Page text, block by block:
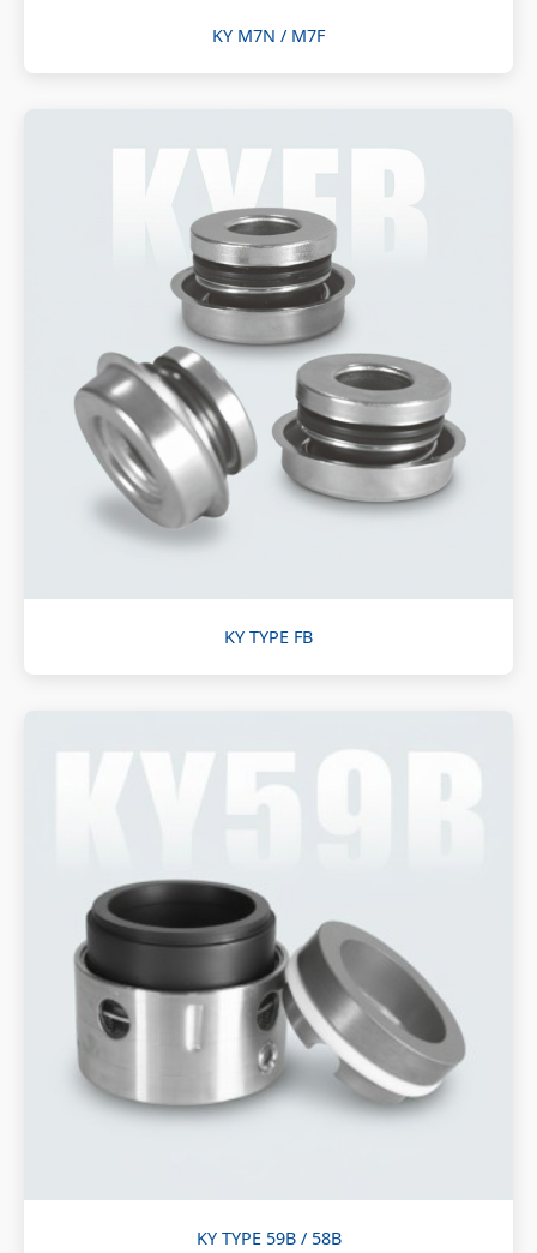
KY M7N / M7F
KY TYPE FB
KY TYPE 59B / 58B